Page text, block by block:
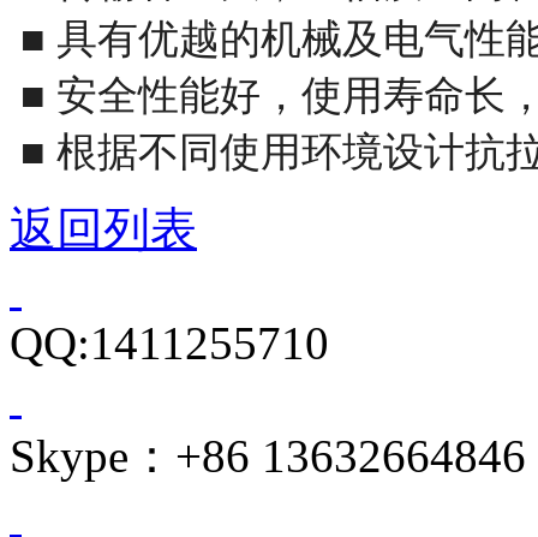
■ 具有优越的机械及电气性
■ 安全性能好，使用寿命长
■ 根据不同使用环境设计抗
返回列表
QQ:1411255710
Skype：+86 13632664846